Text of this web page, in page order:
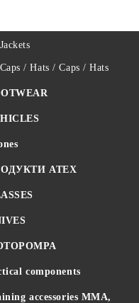
Jackets
Caps / Hats / Caps / Hats
ATEX
components
accessories MMA,